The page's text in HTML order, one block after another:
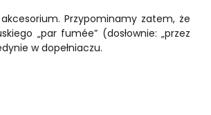
Przypominamy zatem, że
„par fumée” (dosłownie: „przez
w dopełniaczu.